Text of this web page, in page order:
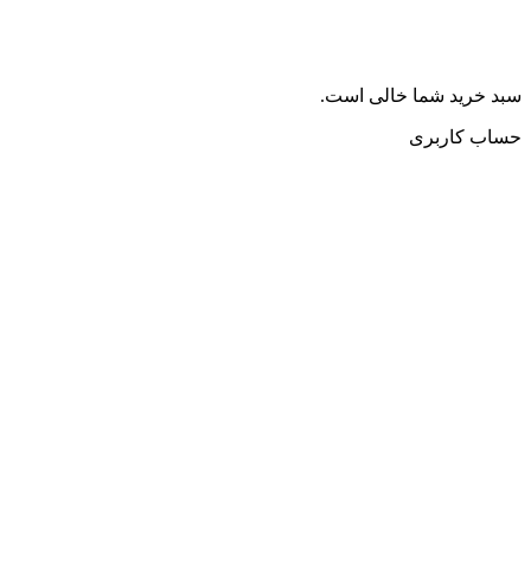
سبد خرید شما خالی است.
حساب کاربری